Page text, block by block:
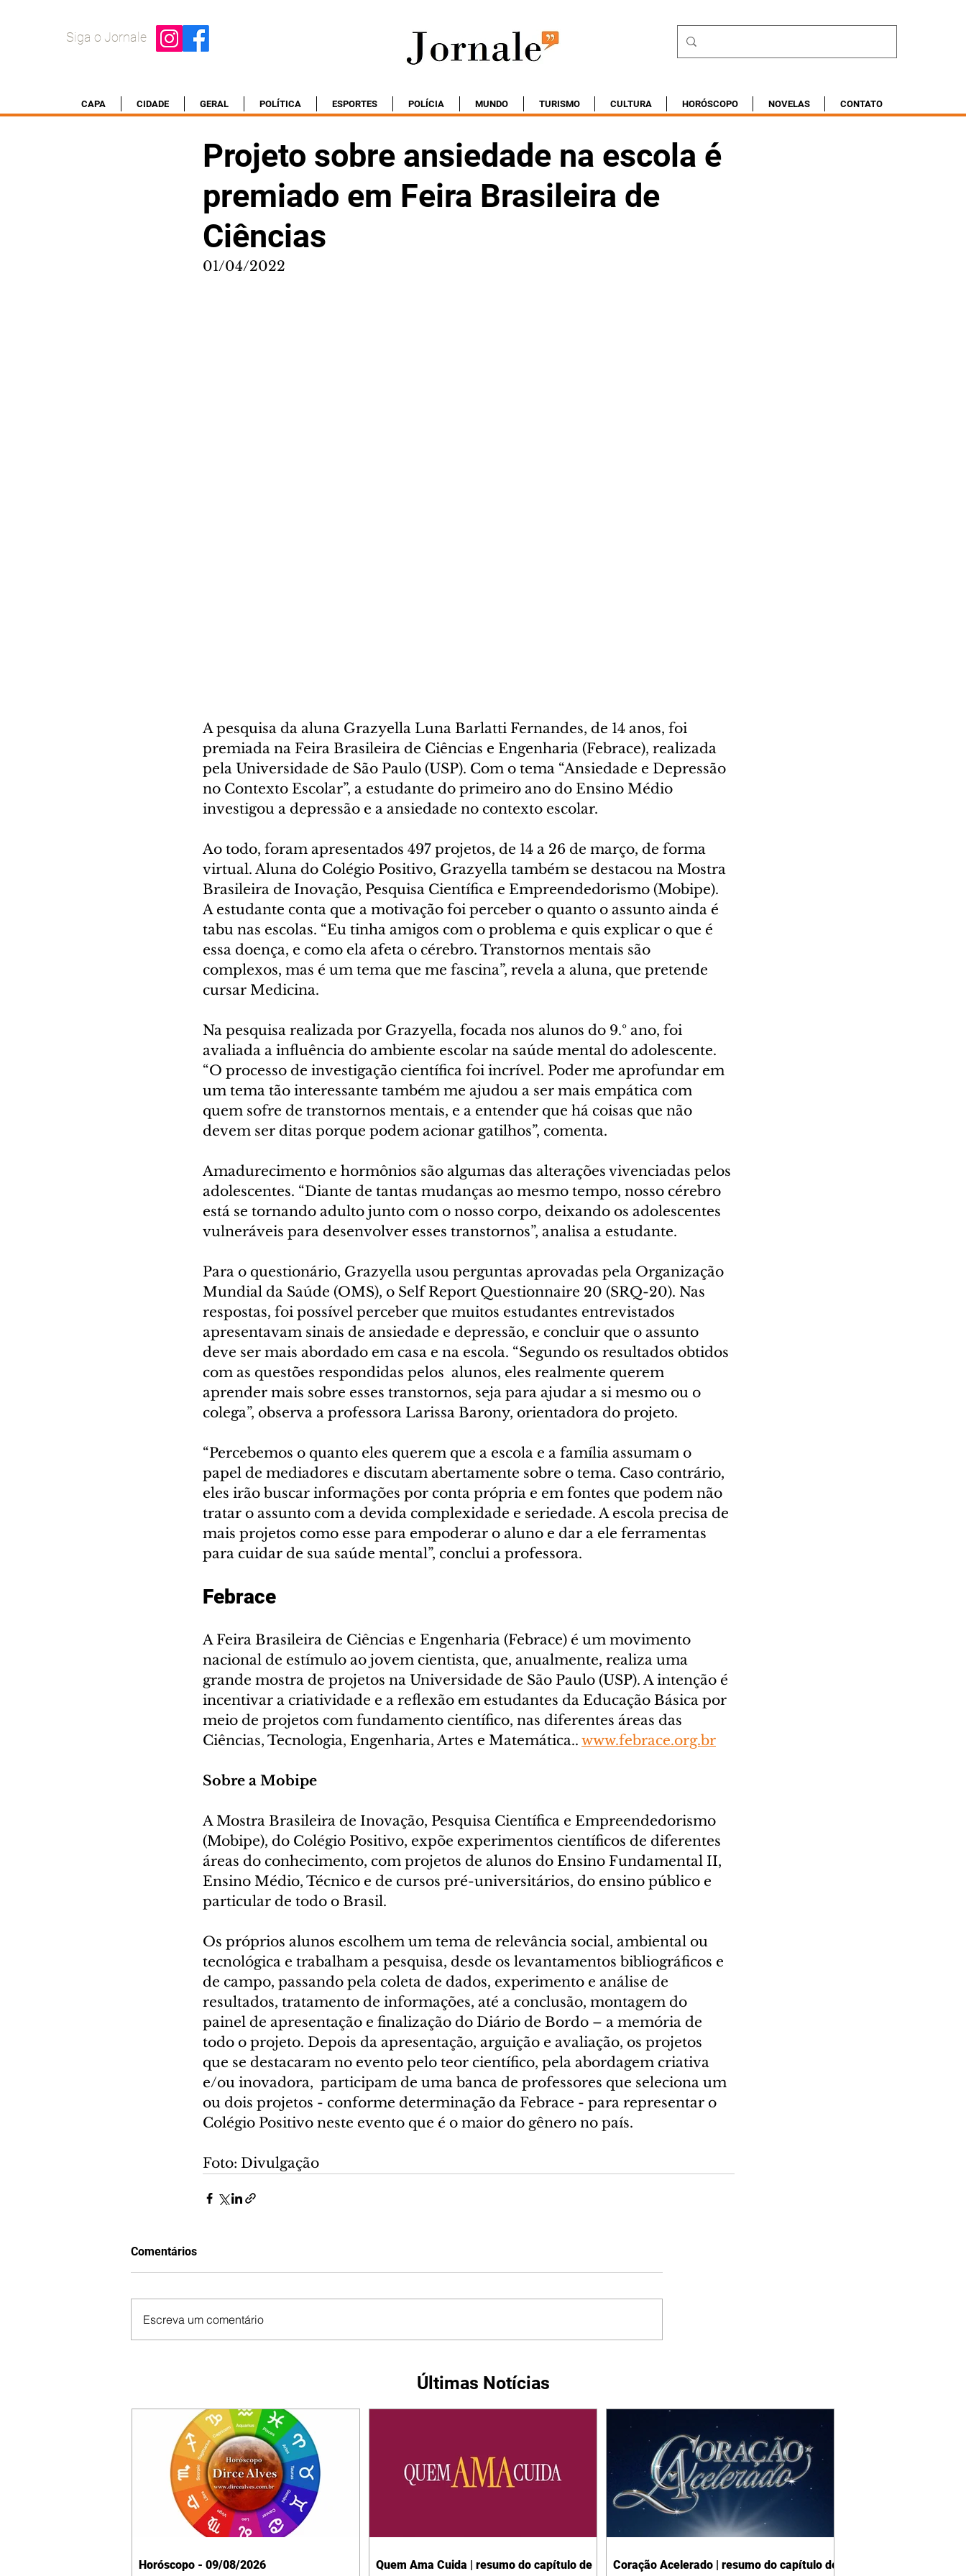
Siga o Jornale
CAPA CIDADE GERAL POLÍTICA ESPORTES POLÍCIA MUNDO TURISMO CULTURA HORÓSCOPO NOVELAS CONTATO
Projeto sobre ansiedade na escola é
premiado em Feira Brasileira de
Ciências
01/04/2022
A pesquisa da aluna Grazyella Luna Barlatti Fernandes, de 14 anos, foi
premiada na Feira Brasileira de Ciências e Engenharia (Febrace), realizada
pela Universidade de São Paulo (USP). Com o tema “Ansiedade e Depressão
no Contexto Escolar”, a estudante do primeiro ano do Ensino Médio
investigou a depressão e a ansiedade no contexto escolar.
Ao todo, foram apresentados 497 projetos, de 14 a 26 de março, de forma
virtual. Aluna do Colégio Positivo, Grazyella também se destacou na Mostra
Brasileira de Inovação, Pesquisa Científica e Empreendedorismo (Mobipe).
A estudante conta que a motivação foi perceber o quanto o assunto ainda é
tabu nas escolas. “Eu tinha amigos com o problema e quis explicar o que é
essa doença, e como ela afeta o cérebro. Transtornos mentais são
complexos, mas é um tema que me fascina”, revela a aluna, que pretende
cursar Medicina.
Na pesquisa realizada por Grazyella, focada nos alunos do 9.º ano, foi
avaliada a influência do ambiente escolar na saúde mental do adolescente.
“O processo de investigação científica foi incrível. Poder me aprofundar em
um tema tão interessante também me ajudou a ser mais empática com
quem sofre de transtornos mentais, e a entender que há coisas que não
devem ser ditas porque podem acionar gatilhos”, comenta.
Amadurecimento e hormônios são algumas das alterações vivenciadas pelos
adolescentes. “Diante de tantas mudanças ao mesmo tempo, nosso cérebro
está se tornando adulto junto com o nosso corpo, deixando os adolescentes
vulneráveis para desenvolver esses transtornos”, analisa a estudante.
Para o questionário, Grazyella usou perguntas aprovadas pela Organização
Mundial da Saúde (OMS), o Self Report Questionnaire 20 (SRQ-20). Nas
respostas, foi possível perceber que muitos estudantes entrevistados
apresentavam sinais de ansiedade e depressão, e concluir que o assunto
deve ser mais abordado em casa e na escola. “Segundo os resultados obtidos
com as questões respondidas pelos  alunos, eles realmente querem
aprender mais sobre esses transtornos, seja para ajudar a si mesmo ou o
colega”, observa a professora Larissa Barony, orientadora do projeto.
“Percebemos o quanto eles querem que a escola e a família assumam o
papel de mediadores e discutam abertamente sobre o tema. Caso contrário,
eles irão buscar informações por conta própria e em fontes que podem não
tratar o assunto com a devida complexidade e seriedade. A escola precisa de
mais projetos como esse para empoderar o aluno e dar a ele ferramentas
para cuidar de sua saúde mental”, conclui a professora.
Febrace
A Feira Brasileira de Ciências e Engenharia (Febrace) é um movimento
nacional de estímulo ao jovem cientista, que, anualmente, realiza uma
grande mostra de projetos na Universidade de São Paulo (USP). A intenção é
incentivar a criatividade e a reflexão em estudantes da Educação Básica por
meio de projetos com fundamento científico, nas diferentes áreas das
Ciências, Tecnologia, Engenharia, Artes e Matemática.. www.febrace.org.br
Sobre a Mobipe
A Mostra Brasileira de Inovação, Pesquisa Científica e Empreendedorismo
(Mobipe), do Colégio Positivo, expõe experimentos científicos de diferentes
áreas do conhecimento, com projetos de alunos do Ensino Fundamental II,
Ensino Médio, Técnico e de cursos pré-universitários, do ensino público e
particular de todo o Brasil.
Os próprios alunos escolhem um tema de relevância social, ambiental ou
tecnológica e trabalham a pesquisa, desde os levantamentos bibliográficos e
de campo, passando pela coleta de dados, experimento e análise de
resultados, tratamento de informações, até a conclusão, montagem do
painel de apresentação e finalização do Diário de Bordo – a memória de
todo o projeto. Depois da apresentação, arguição e avaliação, os projetos
que se destacaram no evento pelo teor científico, pela abordagem criativa
e/ou inovadora,  participam de uma banca de professores que seleciona um
ou dois projetos - conforme determinação da Febrace - para representar o
Colégio Positivo neste evento que é o maior do gênero no país.
Foto: Divulgação
Comentários
Escreva um comentário
Últimas Notícias
Horóscopo - 09/08/2026
Quem Ama Cuida | resumo do capítulo de
Coração Acelerado | resumo do capítulo de